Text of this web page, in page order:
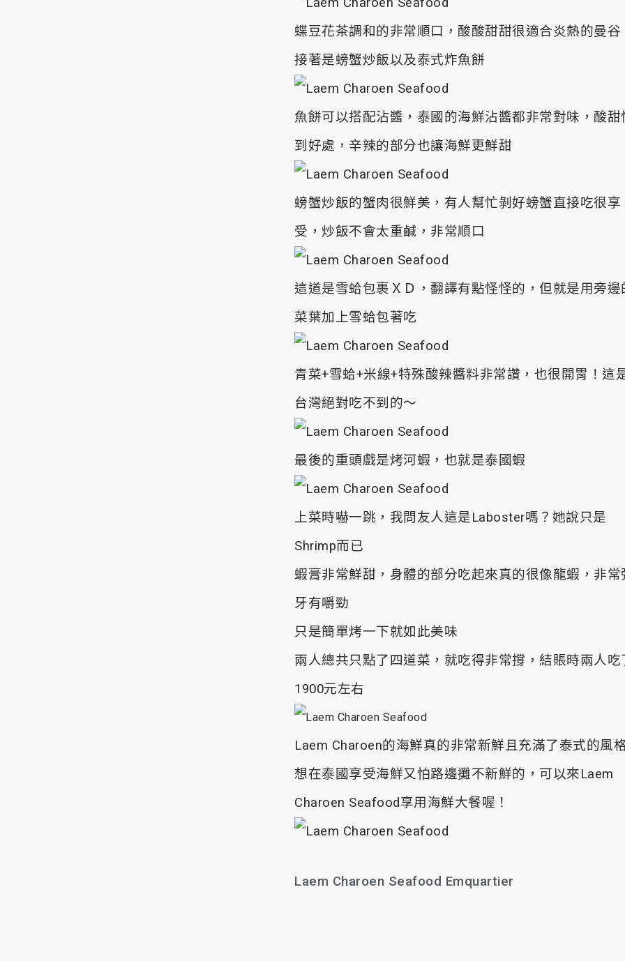
蝶豆花茶調和的非常順口，酸酸甜甜很適合炎熱的曼谷
接著是螃蟹炒飯以及泰式炸魚餅
魚餅可以搭配沾醬，泰國的海鮮沾醬都非常對味，酸甜
到好處，辛辣的部分也讓海鮮更鮮甜
螃蟹炒飯的蟹肉很鮮美，有人幫忙剝好螃蟹直接吃很享
受，炒飯不會太重鹹，非常順口
這道是雪蛤包裹ＸＤ，翻譯有點怪怪的，但就是用旁邊
菜葉加上雪蛤包著吃
青菜+雪蛤+米線+特殊酸辣醬料非常讚，也很開胃！這
台灣絕對吃不到的～
最後的重頭戲是烤河蝦，也就是泰國蝦
上菜時嚇一跳，我問友人這是Laboster嗎？她說只是
Shrimp而已
蝦膏非常鮮甜，身體的部分吃起來真的很像龍蝦，非常
牙有嚼勁
只是簡單烤一下就如此美味
兩人總共只點了四道菜，就吃得非常撐，結賬時兩人吃
1900元左右
Laem Charoen的海鮮真的非常新鮮且充滿了泰式的風
想在泰國享受海鮮又怕路邊攤不新鮮的，可以來Laem
Charoen Seafood享用海鮮大餐喔！
Laem Charoen Seafood Emquartier